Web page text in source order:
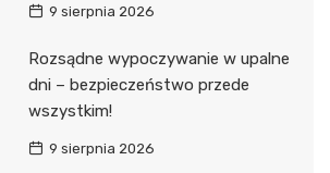
9 sierpnia 2026
Rozsądne wypoczywanie w upalne
dni – bezpieczeństwo przede
wszystkim!
9 sierpnia 2026